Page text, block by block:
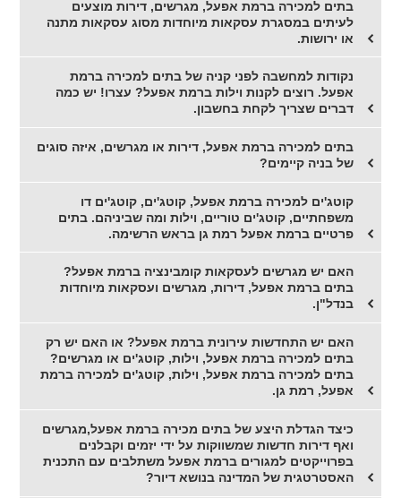
בתים למכירה ברמת אפעל, מגרשים, דירות מוצעים
לעיתים במסגרת עסקאות מיוחדות מסוג עסקאות מתנה
או ירושות.
נקודות למחשבה לפני קניה של בתים למכירה ברמת
אפעל. רוצים לקנות וילות ברמת אפעל? עצרו! יש כמה
דברים שצריך לקחת בחשבון.
בתים למכירה ברמת אפעל, דירות או מגרשים, איזה סוגים
של בניה קיימים?
קוטג'ים למכירה ברמת אפעל, קוטג'ים, קוטג'ים דו
משפחתיים, קוטג'ים טוריים, וילות ומה שביניהם. בתים
פרטיים ברמת אפעל רמת גן בראש הרשימה.
האם יש מגרשים לעסקאות קומבינציה ברמת אפעל?
בתים ברמת אפעל, דירות, מגרשים ועסקאות מיוחדות
בנדל"ן.
האם יש התחדשות עירונית ברמת אפעל? או האם יש רק
בתים למכירה ברמת אפעל, וילות, קוטג'ים או מגרשים?
בתים למכירה ברמת אפעל, וילות, קוטג'ים למכירה ברמת
אפעל, רמת גן.
כיצד הגדלת היצע של בתים מכירה ברמת אפעל,מגרשים
ואף דירות חדשות שמשווקות על ידי יזמים וקבלנים
בפרוייקטים למגורים ברמת אפעל משתלבים עם התכנית
האסטרטגית של המדינה בנושא דיור?